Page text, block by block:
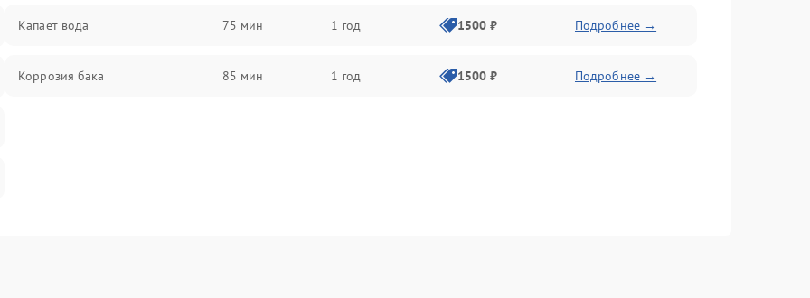
Капает вода 75 мин 1 год 1500 ₽ Подробнее →
Коррозия бака 85 мин 1 год 1500 ₽ Подробнее →